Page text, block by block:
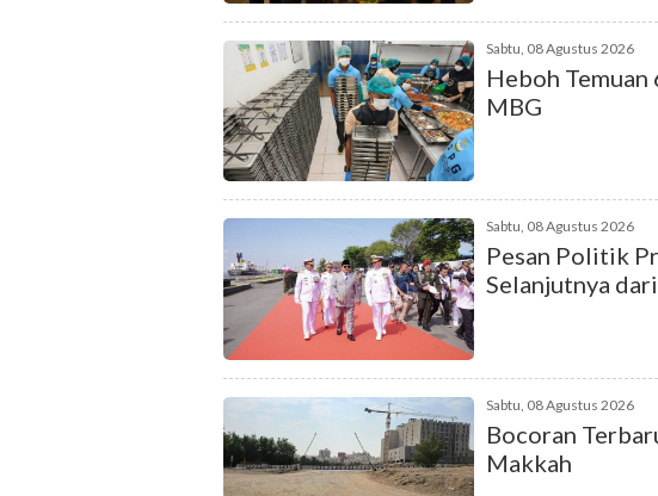
Sabtu, 08 Agustus 2026
Heboh Temuan
MBG
Sabtu, 08 Agustus 2026
Pesan Politik
Selanjutnya
Sabtu, 08 Agustus 2026
Bocoran
Makkah